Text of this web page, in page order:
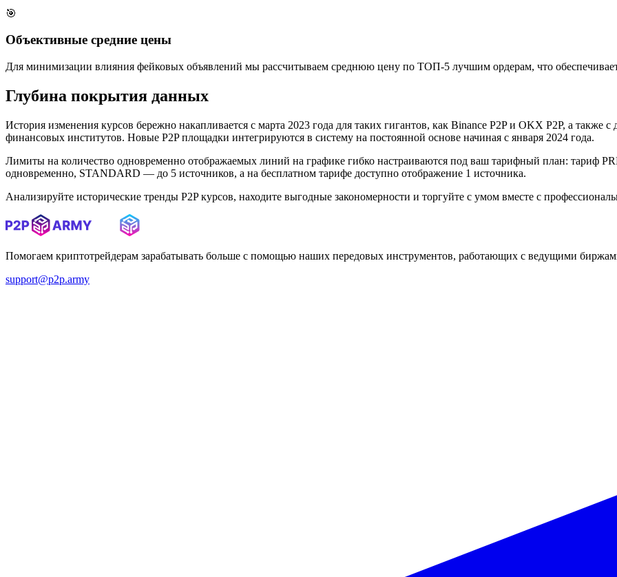
🎯
Объективные средние цены
Для минимизации влияния фейковых объявлений мы рассчитываем среднюю цену по ТОП-5 лучшим ордерам, что
Глубина покрытия данных
История изменения курсов бережно накапливается с марта 2023 года для таких гигантов, как Binance P2P и OKX P2P, а также
финансовых институтов. Новые P2P площадки интегрируются в систему на постоянной основе начиная с января 2024 года.
Лимиты на количество одновременно отображаемых линий на графике гибко настраиваются под ваш тарифный план: тариф
одновременно, STANDARD — до 5 источников, а на бесплатном тарифе доступно отображение 1 источника.
Анализируйте исторические тренды P2P курсов, находите выгодные закономерности и торгуйте с умом вместе с
Помогаем криптотрейдерам зарабатывать больше с помощью наших передовых инструментов, работающих с ведущими
support@p2p.army